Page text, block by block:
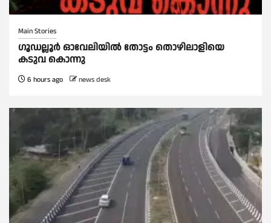
Main Stories
ഗൂഡല്ലൂർ ഓവേലിയിൽ തോട്ടം തൊഴിലാളിയെ
കടുവ കൊന്നു
6 hours ago news desk